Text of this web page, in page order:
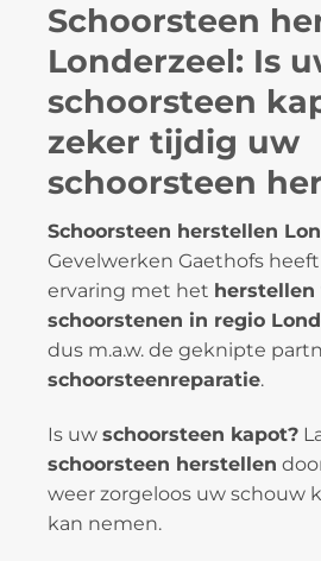
Schoorsteen
Londerzeel: Is
schoorsteen
zeker tijdig uw
schoorsteen
Schoorsteen herstellen
Gevelwerken Gaethofs
ervaring met het herstellen
schoorstenen in regio
dus m.a.w. de geknipte
schoorsteenreparatie.
Is uw schoorsteen kapot?
schoorsteen herstellen
weer zorgeloos uw schouw
kan nemen.